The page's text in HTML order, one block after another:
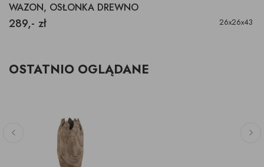
WAZON, OSŁONKA DREWNO
289,- zł 26x26x43
OSTATNIO OGLĄDANE